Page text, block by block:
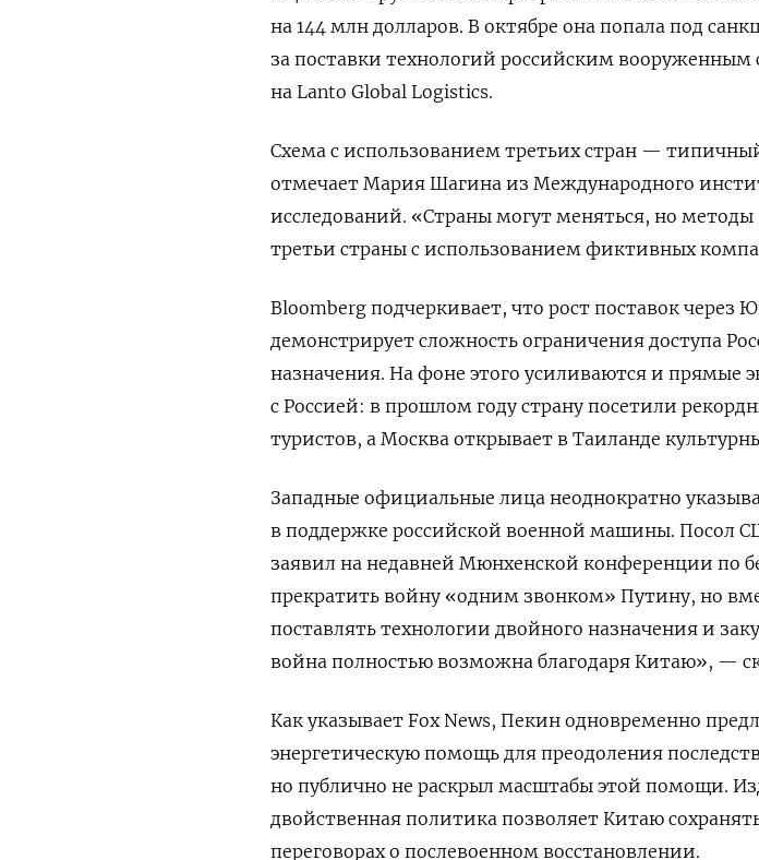
на 144 млн долларов. В октябре она попала под
за поставки технологий российским
на Lanto Global Logistics.
Схема с использованием третьих стран —
отмечает Мария Шагина из Международного
исследований. «Страны могут меняться, но
третьи страны с использованием фиктивных
Bloomberg подчеркивает, что рост поставок через
демонстрирует сложность ограничения доступа
назначения. На фоне этого усиливаются и прямые
с Россией: в прошлом году страну посетили
туристов, а Москва открывает в Таиланде
Западные официальные лица неоднократно
в поддержке российской военной машины. Посол
заявил на недавней Мюнхенской конференции по
прекратить войну «одним звонком» Путину, но
поставлять технологии двойного назначения и
война полностью возможна благодаря Китаю», —
Как указывает Fox News, Пекин одновременно
энергетическую помощь для преодоления
но публично не раскрыл масштабы этой помощи.
двойственная политика позволяет Китаю
переговорах о послевоенном восстановлении.